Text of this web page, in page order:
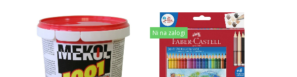
Ni na zalogi